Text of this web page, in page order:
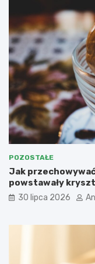
POZOSTAŁE
Jak
powstawały
30 lipca 2026